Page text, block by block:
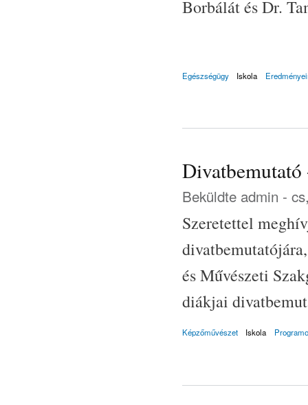
Borbálát és Dr.
Egészségügy Iskola
Beküldte admin -
Szeretettel
és Művészeti
diákjai
Képzőművészet Iskola